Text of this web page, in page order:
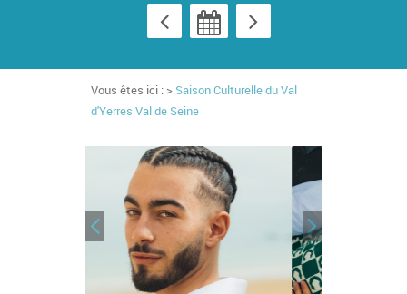
Vous êtes ici : > Saison Culturelle du Val
d'Yerres Val de Seine